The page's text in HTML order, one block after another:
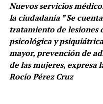
Nuevos servicios
la ciudadanía * Se
tratamiento de lesiones
psicológica y
mayor, prevención de
de las mujeres, expresa
Rocío Pérez Cruz